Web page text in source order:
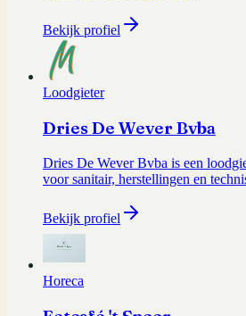
Bekijk profiel
Loodgieter
Dries De Wever Bvba
Dries De Wever Bvba is een
voor sanitair, herstellingen en
Bekijk profiel
Horeca